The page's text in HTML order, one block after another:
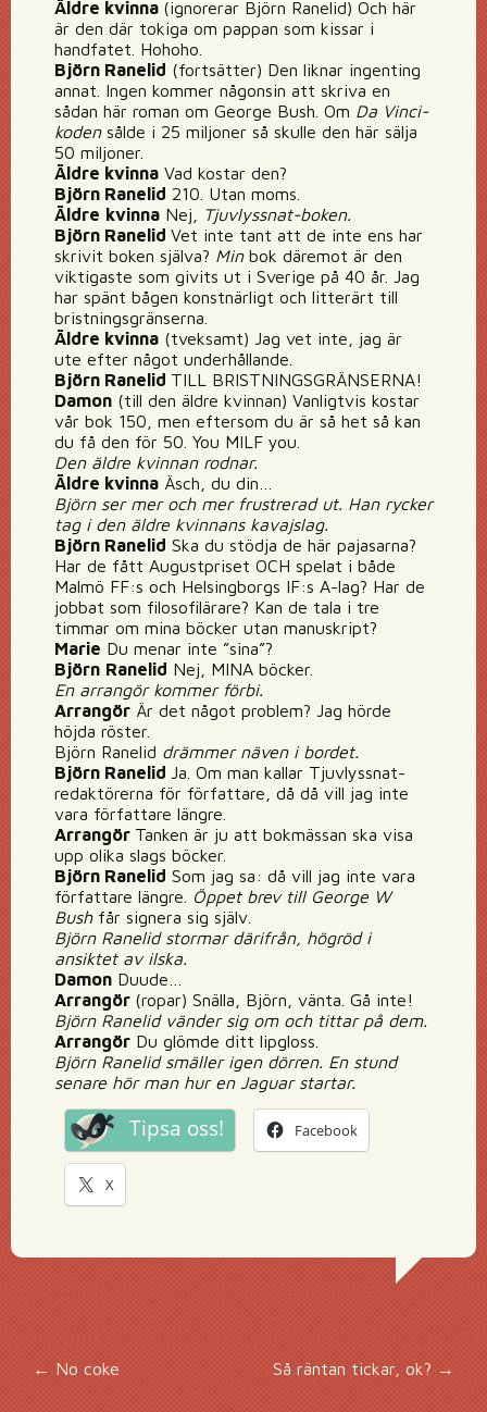
Äldre kvinna (ignorerar Björn Ranelid) Och här
är den där tokiga om pappan som kissar i
handfatet. Hohoho.
Björn Ranelid (fortsätter) Den liknar ingenting
annat. Ingen kommer någonsin att skriva en
sådan här roman om George Bush. Om Da Vinci-
kodensålde i 25 miljoner så skulle den här sälja
50 miljoner.
Äldre kvinna Vad kostar den?
Björn Ranelid 210. Utan moms.
Äldre kvinna Nej, Tjuvlyssnat-boken.
Björn Ranelid Vet inte tant att de inte ens har
skrivit boken själva? Minbok däremot är den
viktigaste som givits ut i Sverige på 40 år. Jag
har spänt bågen konstnärligt och litterärt till
bristningsgränserna.
Äldre kvinna (tveksamt) Jag vet inte, jag är
ute efter något underhållande.
Björn Ranelid TILL BRISTNINGSGRÄNSERNA!
Damon (till den äldre kvinnan) Vanligtvis kostar
vår bok 150, men eftersom du är så het så kan
du få den för 50. You MILF you.
Den äldre kvinnan rodnar.
Äldre kvinna Äsch, du din…
Björn ser mer och mer frustrerad ut. Han rycker
tag i den äldre kvinnans kavajslag.
Björn Ranelid Ska du stödja de här pajasarna?
Har de fått Augustpriset OCH spelat i både
Malmö FF:s och Helsingborgs IF:s A-lag? Har de
jobbat som filosofilärare? Kan de tala i tre
timmar om mina böcker utan manuskript?
Marie Du menar inte ”sina”?
Björn Ranelid Nej, MINA böcker.
En arrangör kommer förbi.
Arrangör Är det något problem? Jag hörde
höjda röster.
Björn Ranelid drämmer näven i bordet.
Björn Ranelid Ja. Om man kallar Tjuvlyssnat-
redaktörerna för författare, då då vill jag inte
vara författare längre.
Arrangör Tanken är ju att bokmässan ska visa
upp olika slags böcker.
Björn Ranelid Som jag sa: då vill jag inte vara
författare längre.
Öppet brev till George W
Bushfår signera sig själv.
Björn Ranelid stormar därifrån, högröd i
ansiktet av ilska.
Damon Duude…
Arrangör (ropar) Snälla, Björn, vänta. Gå inte!
Björn Ranelid vänder sig om och tittar på dem.
Arrangör Du glömde ditt lipgloss.
Björn Ranelid smäller igen dörren. En stund
senare hör man hur en Jaguar startar.
Tipsa oss! Facebook
X
Inläggsnavigering
←No coke Så räntan tickar, ok?→